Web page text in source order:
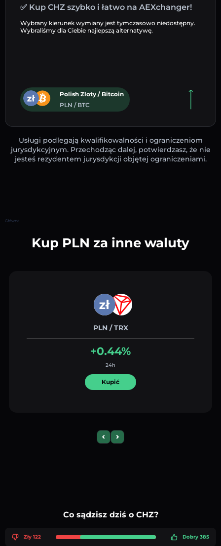
✅ Kup CHZ szybko i łatwo na AEXchanger!
Wybrany kierunek wymiany jest tymczasowo niedostępny.
Wybraliśmy dla Ciebie najlepszą alternatywę.
Polish Zloty / Bitcoin
PLN / BTC
Usługi podlegają kwalifikowalności i ograniczeniom
jurysdykcyjnym. Przechodząc dalej, potwierdzasz, że nie
jesteś rezydentem jurysdykcji objętej ograniczeniami.
Główna
Kup PLN za inne waluty
PLN / TRX
+0.44%
24h
Kupić
Previous slide
Next slide
Co sądzisz dziś o CHZ?
Zły 122 Dobry 385